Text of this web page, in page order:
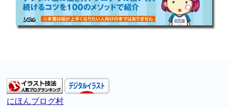
にほんブログ村